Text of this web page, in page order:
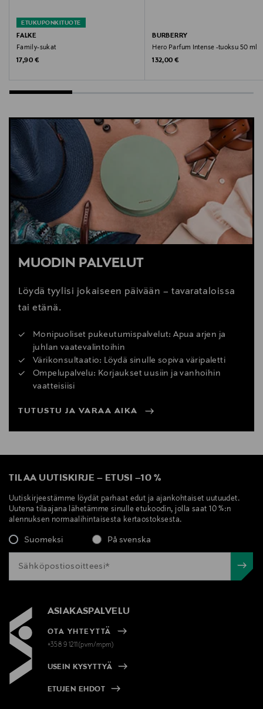
ETUKUPONKITUOTE
FALKE
Family-sukat
Original Price
17,90 €
BURBERRY
Hero Parfum Intense -tuoksu 50 ml
Original Price
132,00 €
MUODIN PALVELUT
Löydä tyylisi jokaiseen päivään – tavarataloissa
tai etänä.
Monipuoliset pukeutumispalvelut: Apua arjen ja
juhlan vaatevalintoihin
Värikonsultaatio: Löydä sinulle sopiva väripaletti
Ompelupalvelu: Korjaukset uusiin ja vanhoihin
vaatteisiisi
TUTUSTU JA VARAA AIKA
TILAA UUTISKIRJE – ETUSI –10 %
Uutiskirjeestämme löydät parhaat edut ja ajankohtaiset uutuudet.
Uutena tilaajana lähetämme sinulle etukoodin, jolla saat 10 %:n
alennuksen normaalihintaisesta kertaostoksesta.
Suomeksi På svenska
ASIAKASPALVELU
OTA YHTEYTTÄ
+358 9 1211(pvm/mpm)
USEIN KYSYTTYÄ
ETUJEN EHDOT